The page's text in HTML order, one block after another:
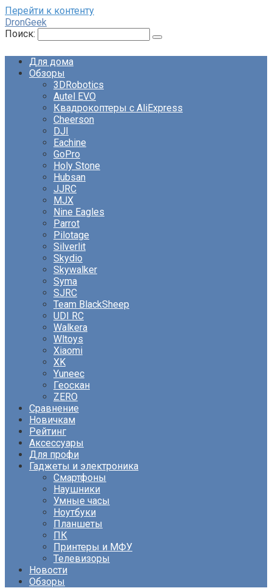
Перейти к контенту
DronGeek
Поиск:
Для дома
Обзоры
3DRobotics
Autel EVO
Квадрокоптеры с AliExpress
Cheerson
DJI
Eachine
GoPro
Holy Stone
Hubsan
JJRC
MJX
Nine Eagles
Parrot
Pilotage
Silverlit
Skydio
Skywalker
Syma
SJRC
Team BlackSheep
UDI RC
Walkera
Wltoys
Xiaomi
XK
Yuneec
Геоскан
ZERO
Сравнение
Новичкам
Рейтинг
Аксессуары
Для профи
Гаджеты и электроника
Смартфоны
Наушники
Умные часы
Ноутбуки
Планшеты
ПК
Принтеры и МФУ
Телевизоры
Новости
Обзоры